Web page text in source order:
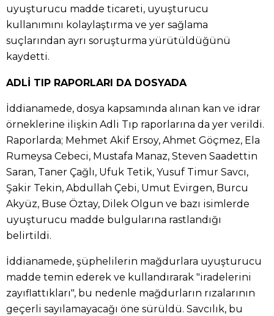
uyuşturucu madde ticareti, uyuşturucu
kullanımını kolaylaştırma ve yer sağlama
suçlarından ayrı soruşturma yürütüldüğünü
kaydetti.
ADLİ TIP RAPORLARI DA DOSYADA
İddianamede, dosya kapsamında alınan kan ve idrar
örneklerine ilişkin Adli Tıp raporlarına da yer verildi.
Raporlarda; Mehmet Akif Ersoy, Ahmet Göçmez, Ela
Rumeysa Cebeci, Mustafa Manaz, Steven Saadettin
Saran, Taner Çağlı, Ufuk Tetik, Yusuf Timur Savcı,
Şakir Tekin, Abdullah Çebi, Umut Evirgen, Burcu
Akyüz, Buse Öztay, Dilek Olgun ve bazı isimlerde
uyuşturucu madde bulgularına rastlandığı
belirtildi.
İddianamede, şüphelilerin mağdurlara uyuşturucu
madde temin ederek ve kullandırarak "iradelerini
zayıflattıkları", bu nedenle mağdurların rızalarının
geçerli sayılamayacağı öne sürüldü. Savcılık, bu